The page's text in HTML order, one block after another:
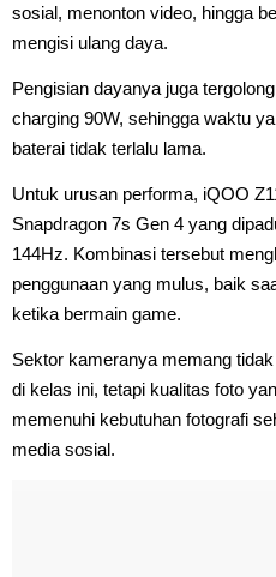
sosial, menonton video, hingga
mengisi ulang daya.
Pengisian dayanya juga
charging 90W, sehingga waktu
baterai tidak terlalu lama.
Untuk urusan performa, iQOO
Snapdragon 7s Gen 4 yang
144Hz. Kombinasi tersebut
penggunaan yang mulus, baik
ketika bermain game.
Sektor kameranya memang
di kelas ini, tetapi kualitas foto
memenuhi kebutuhan fotografi
media sosial.